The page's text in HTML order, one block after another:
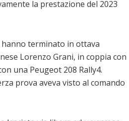
la prestazione del 2023
terminato in ottava
Lorenzo Grani, in coppia con
una Peugeot 208 Rally4.
prova aveva visto al comando